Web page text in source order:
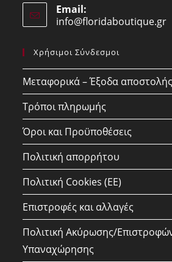
application
in
your
Email:
info@floridaboutique.gr
Χρήσιμοι Σύνδεσμοι
Μεταφορικά – Έξοδα αποστολής
Τρόποι πληρωμής
Όροι και Προϋποθέσεις
Πολιτική απορρήτου
Πολιτική Cookies (ΕΕ)
Επιστροφές και αλλαγές
Πολιτική Ακύρωσης/
Υπαναχώρησης